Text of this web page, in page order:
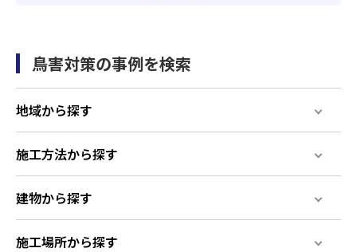
鳥害対策の事例を検索
地域から探す
施工方法から探す
建物から探す
施工場所から探す